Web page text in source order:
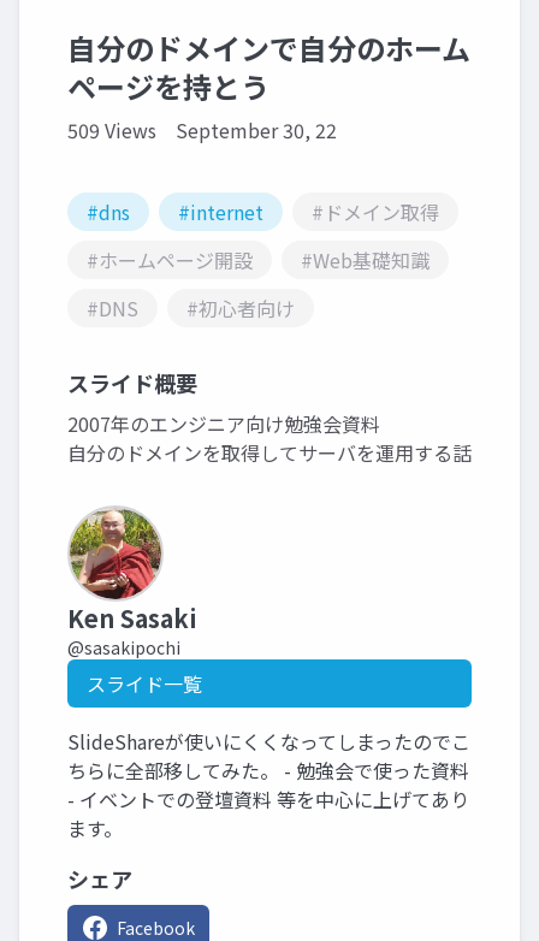
自分のドメインで自分のホーム
ページを持とう
509 Views September 30, 22
#dns #internet
#ドメイン取得
#ホームページ開設
#Web基礎知識
#DNS
#初心者向け
スライド概要
2007年のエンジニア向け勉強会資料
自分のドメインを取得してサーバを運用する話
Ken Sasaki
@sasakipochi
スライド一覧
SlideShareが使いにくくなってしまったのでこ
ちらに全部移してみた。 - 勉強会で使った資料
- イベントでの登壇資料 等を中心に上げてあり
ます。
シェア
Facebook